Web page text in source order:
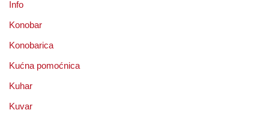
Info
Konobar
Konobarica
Kućna pomoćnica
Kuhar
Kuvar